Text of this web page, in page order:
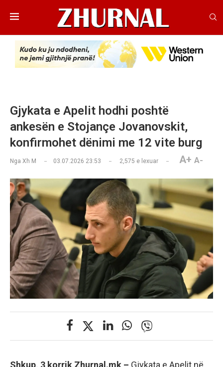
Gjykata e Apelit hodhi poshtë
ankesën e Stojançe Jovanovskit,
konfirmohet dënimi me 12 vite burg
Nga Xh M 03.07.2026 23:53 2,575 e lexuar A+ A-
Shkup, 3 korrik Zhurnal.mk – Gjykata e Apelit në